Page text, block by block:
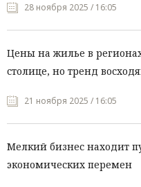
28 ноября 2025 / 16:05
Цены на жилье в
столице, но тренд
21 ноября 2025 / 16:05
Мелкий бизнес находит
экономических перемен